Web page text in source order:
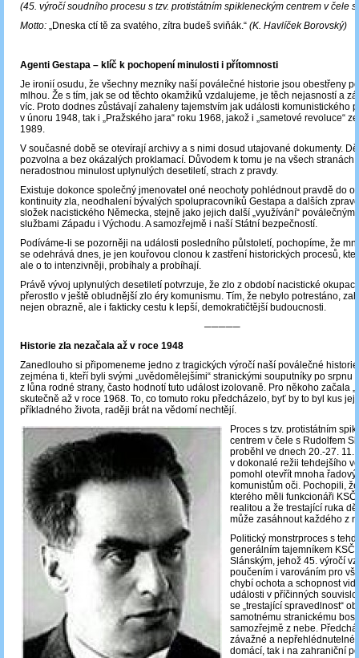
(45. výročí soudního procesu s tzv. protistátním spikleneckým centrem v čele
Motto: „Dneska ctí tě za svatého, zítra budeš sviňák.“ (K. Havlíček Borovský)
Agenti Gestapa – klíč k pochopení minulosti i přítomnosti
Je ironií osudu, že všechny mezníky naší poválečné historie jsou obestřeny
mlhou. Že s tím, jak se od těchto okamžiků vzdalujeme, je těch nejasností a
víc. Proto dodnes zůstávají zahaleny tajemstvím jak události komunistického
v únoru 1948, tak i „Pražského jara“ roku 1968, jakož i „sametové revoluce“
1989.
V současné době se otevírají archivy a s nimi dosud utajované dokumenty.
pozvolna a bez okázalých proklamací. Důvodem k tomu je na všech stranách,
neradostnou minulost uplynulých desetiletí, strach z pravdy.
Existuje dokonce společný jmenovatel oné neochoty pohlédnout pravdě do
kontinuity zla, neodhalení bývalých spolupracovníků Gestapa a dalších
složek nacistického Německa, stejně jako jejich další „využívání“
službami Západu i Východu. A samozřejmě i naší Státní bezpečností.
Podíváme-li se pozorněji na události posledního půlstoletí, pochopíme, že
se odehrává dnes, je jen kouřovou clonou k zastření historických procesů,
ale o to intenzivněji, probíhaly a probíhají.
Právě vývoj uplynulých desetiletí potvrzuje, že zlo z období nacistické
přerostlo v ještě obludnější zlo éry komunismu. Tím, že nebylo potrestáno,
nejen obrazně, ale i fakticky cestu k lepší, demokratičtější budoucnosti.
─────
Historie zla nezačala až v roce 1948
Zanedlouho si připomeneme jedno z tragických výročí naší poválečné
zejména ti, kteří byli svými „uvědomělejšími“ stranickými souputníky po srpnu
z lůna rodné strany, často hodnotí tuto událost izolovaně. Pro někoho začala
skutečně až v roce 1968. To, co tomuto roku předcházelo, byť by to byl kus
příkladného života, raději brát na vědomí nechtějí.
Proces s tzv. protistátním
centrem v čele s Rudolfem
proběhl ve dnech 20.-27. 11.
v dokonalé režii tehdejšího
pomohl otevřít mnoha
komunistům oči. Pochopili, že
kterého měli funkcionáři
realitou a že trestající ruka
může zasáhnout každého z
Politický monstrproces s
generálním tajemníkem KSČ
Slánským, jehož 45. výročí
poučením i varováním pro
chybí ochota a schopnost
události v příčinných
se „trestající spravedlnost“
samotnému stranickému
samozřejmě z nebe.
závažné a nepřehlédnutelné
domácí, tak i na zahraniční